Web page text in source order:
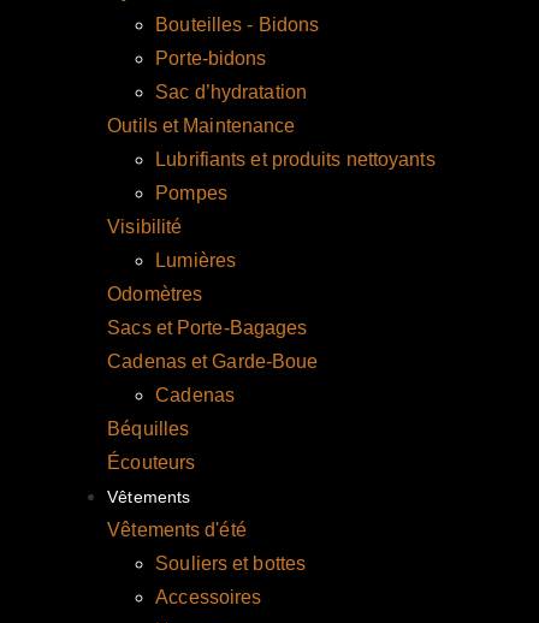
Bouteilles - Bidons
Porte-bidons
Sac d’hydratation
Outils et Maintenance
Lubrifiants et produits nettoyants
Pompes
Visibilité
Lumières
Odomètres
Sacs et Porte-Bagages
Cadenas et Garde-Boue
Cadenas
Béquilles
Écouteurs
Vêtements
Vêtements d'été
Souliers et bottes
Accessoires